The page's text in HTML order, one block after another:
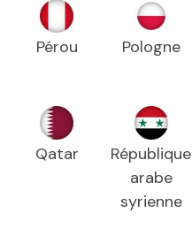
Pérou Pologne
Qatar
République
arabe
syrienne